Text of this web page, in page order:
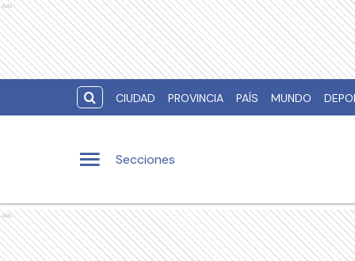
Ads
CIUDAD PROVINCIA PAÍS MUNDO
Secciones
Ads